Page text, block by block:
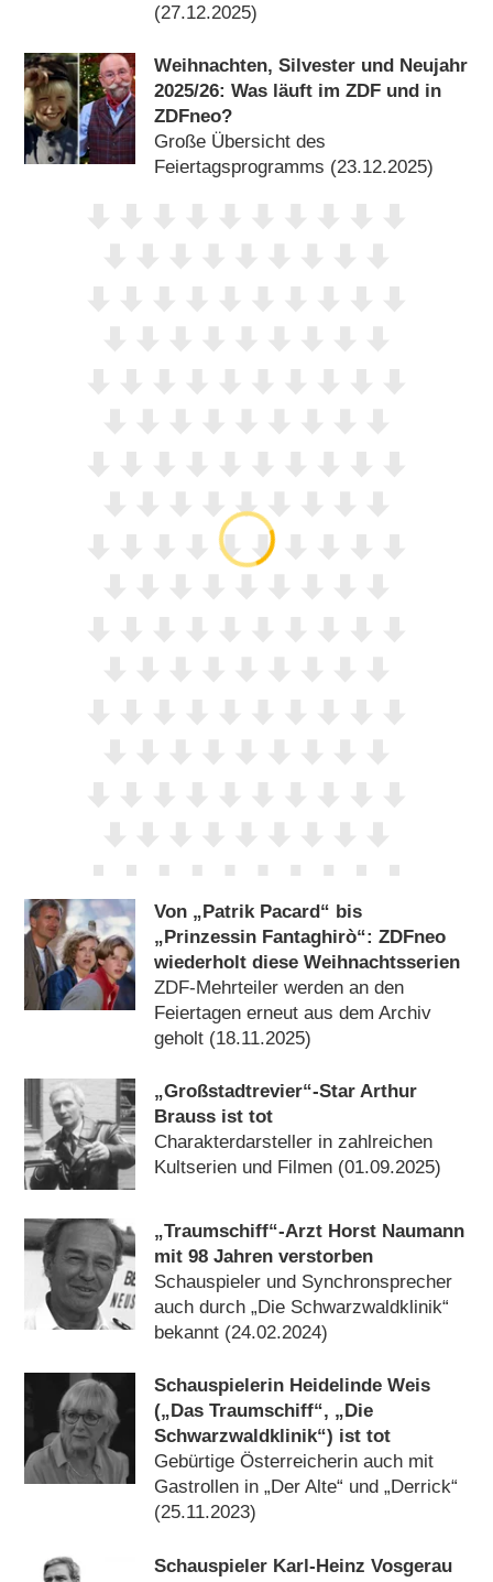
(27.12.2025)
Weihnachten, Silvester und Neujahr
2025/​26: Was läuft im ZDF und in
ZDFneo?
Große Übersicht des
Feiertagsprogramms (23.12.2025)
Von „Patrik Pacard“ bis
„Prinzessin Fantaghirò“: ZDFneo
wiederholt diese Weihnachtsserien
ZDF-Mehrteiler werden an den
Feiertagen erneut aus dem Archiv
geholt (18.11.2025)
„Großstadtrevier“-Star Arthur
Brauss ist tot
Charakterdarsteller in zahlreichen
Kultserien und Filmen (01.09.2025)
„Traumschiff“-Arzt Horst Naumann
mit 98 Jahren verstorben
Schauspieler und Synchronsprecher
auch durch „Die Schwarzwaldklinik“
bekannt (24.02.2024)
Schauspielerin Heidelinde Weis
(„Das Traumschiff“, „Die
Schwarzwaldklinik“) ist tot
Gebürtige Österreicherin auch mit
Gastrollen in „Der Alte“ und „Derrick“
(25.11.2023)
Schauspieler Karl-Heinz Vosgerau